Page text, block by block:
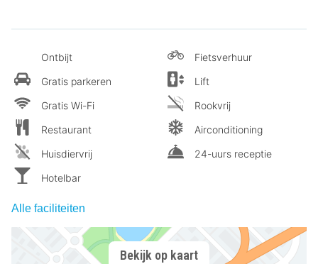
Ontbijt
Gratis parkeren
Gratis Wi-Fi
Restaurant
Huisdiervrij
Hotelbar
Fietsverhuur
Lift
Rookvrij
Airconditioning
24-uurs receptie
Alle faciliteiten
Bekijk op kaart